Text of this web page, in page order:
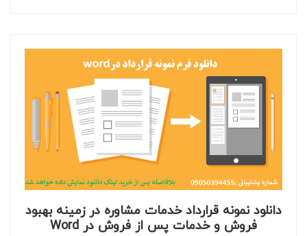
دانلود نمونه قرارداد خدمات مشاوره در زمینه بهبود
فروش و خدمات پس از فروش در Word